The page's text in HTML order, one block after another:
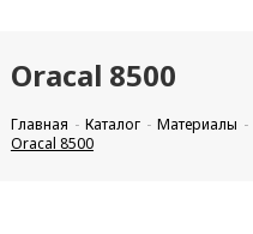
Oracal 8500
Главная Каталог Материалы
Oracal 8500